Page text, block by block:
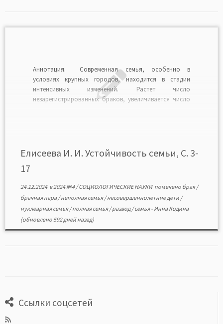
Аннотация. Современная семья, особенно в
условиях крупных городов, находится в стадии
интенсивных изменений. Растет число
незарегистрированных браков, увеличивается число
свидетельства кризиса семьи, то теперь […]
Елисеева И. И. Устойчивость семьи, С. 3-
17
24.12.2024в2024 №4/СОЦИОЛОГИЧЕСКИЕ НАУКИ помечено брак/
брачная пара/неполная семья/несовершеннолетние дети /
нуклеарная семья/полная семья/развод/семья- Инна Кодина
(обновлено 592 дней назад)
Ссылки соцсетей